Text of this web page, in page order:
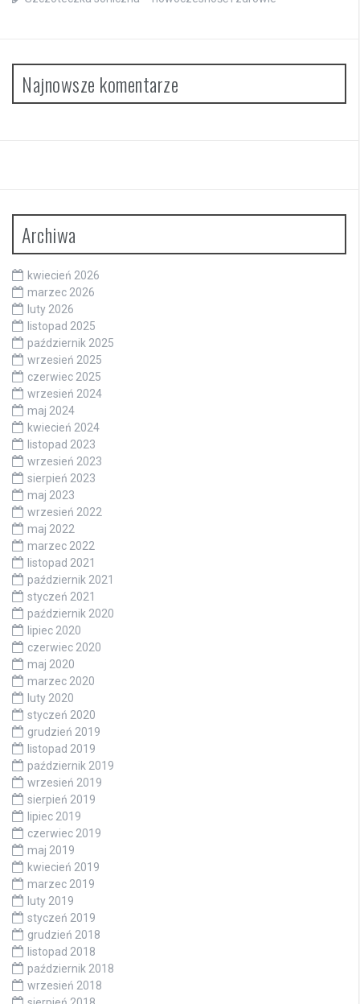
Najnowsze komentarze
Archiwa
kwiecień 2026
marzec 2026
luty 2026
listopad 2025
październik 2025
wrzesień 2025
czerwiec 2025
wrzesień 2024
maj 2024
kwiecień 2024
listopad 2023
wrzesień 2023
sierpień 2023
maj 2023
wrzesień 2022
maj 2022
marzec 2022
listopad 2021
październik 2021
styczeń 2021
październik 2020
lipiec 2020
czerwiec 2020
maj 2020
marzec 2020
luty 2020
styczeń 2020
grudzień 2019
listopad 2019
październik 2019
wrzesień 2019
sierpień 2019
lipiec 2019
czerwiec 2019
maj 2019
kwiecień 2019
marzec 2019
luty 2019
styczeń 2019
grudzień 2018
listopad 2018
październik 2018
wrzesień 2018